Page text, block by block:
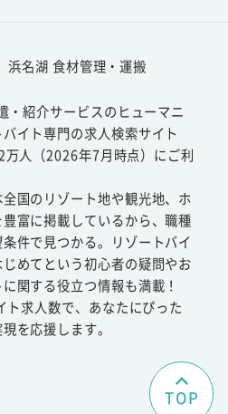
浜名湖 食材管理・運搬
・紹介サービスのヒューマニ
イト専門の求人検索サイト
人（2026年7月時点）にご利
国のリゾート地や観光地、ホ
富に掲載しているから、職種
件で見つかる。リゾートバイ
めてという初心者の疑問やお
関する役立つ情報も満載！
求人数で、あなたにぴった
を応援します。
TOP